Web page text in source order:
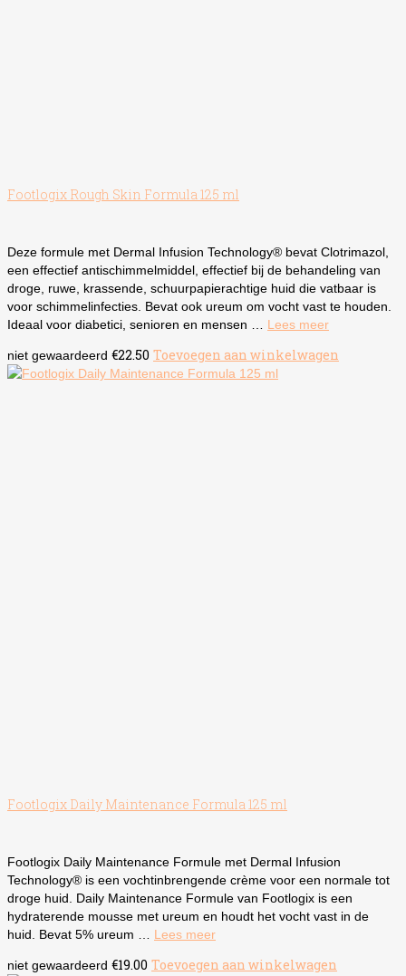
Footlogix Rough Skin Formula 125 ml
Deze formule met Dermal Infusion Technology® bevat Clotrimazol,
een effectief antischimmelmiddel, effectief bij de behandeling van
droge, ruwe, krassende, schuurpapierachtige huid die vatbaar is
voor schimmelinfecties. Bevat ook ureum om vocht vast te houden.
Ideaal voor diabetici, senioren en mensen … Lees meer
niet gewaardeerd €22.50 Toevoegen aan winkelwagen
Footlogix Daily Maintenance Formula 125 ml
Footlogix Daily Maintenance Formule met Dermal Infusion
Technology® is een vochtinbrengende crème voor een normale tot
droge huid. Daily Maintenance Formule van Footlogix is een
hydraterende mousse met ureum en houdt het vocht vast in de
huid. Bevat 5% ureum … Lees meer
niet gewaardeerd €19.00 Toevoegen aan winkelwagen